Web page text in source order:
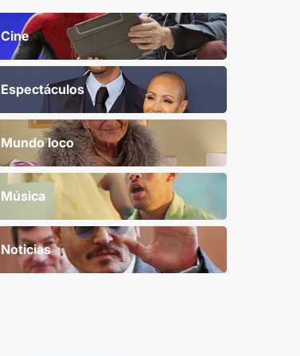
Cine
Espectáculos
Mundo loco
Música
Noticias